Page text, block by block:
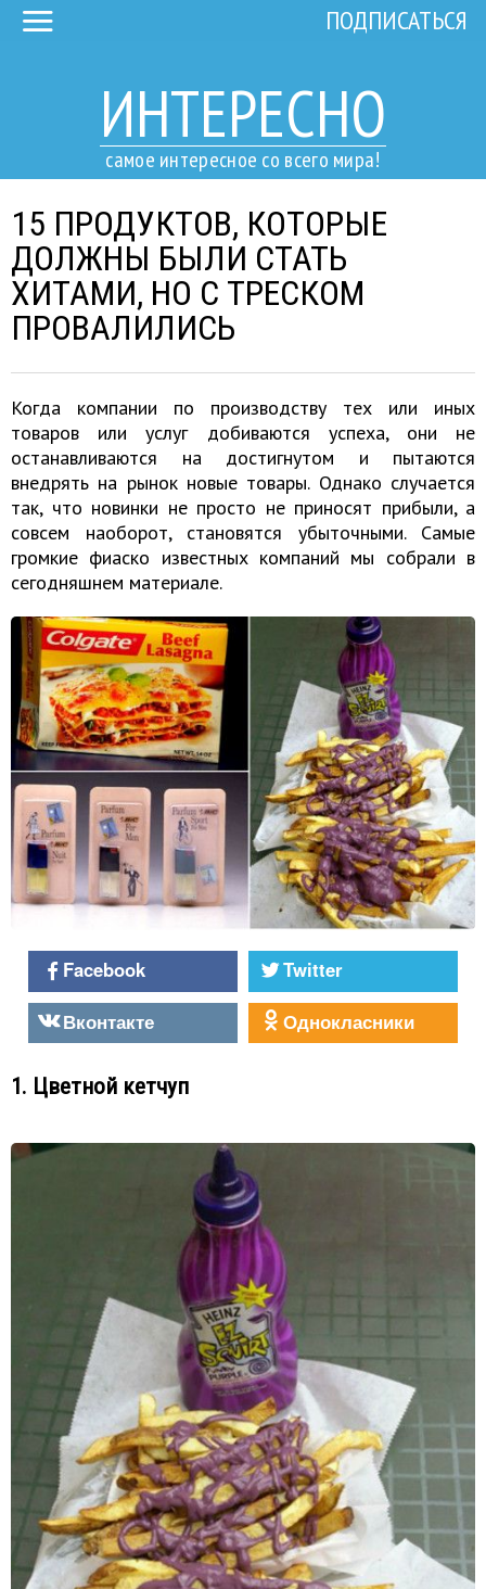
ИНТЕРЕСНО
самое интересное со всего мира!
ПОДПИСАТЬСЯ
15 ПРОДУКТОВ, КОТОРЫЕ
ДОЛЖНЫ БЫЛИ СТАТЬ
ХИТАМИ, НО С ТРЕСКОМ
ПРОВАЛИЛИСЬ
Когда компании по производству тех или иных
товаров или услуг добиваются успеха, они не
останавливаются на достигнутом и пытаются
внедрять на рынок новые товары. Однако случается
так, что новинки не просто не приносят прибыли, а
совсем наоборот, становятся убыточными. Самые
громкие фиаско известных компаний мы собрали в
сегодняшнем материале.
Facebook
Twitter
Вконтакте
Однокласники
1. Цветной кетчуп